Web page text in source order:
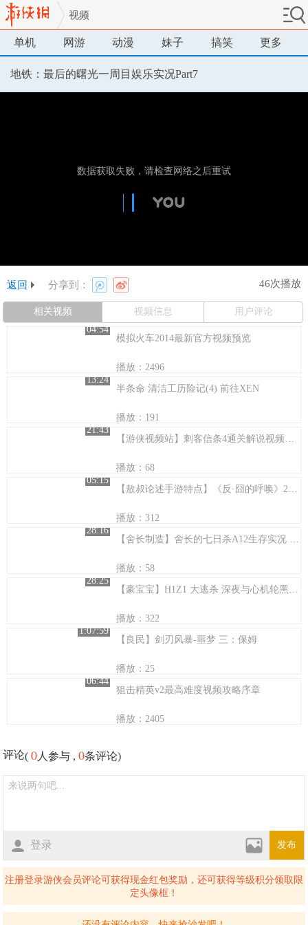
视频
单机 网游 动漫 妹子 搞笑 更多
地铁：最后的曙光一周目娱乐实况Part7
返回 分享到： 46次播放
相关视频 视频信息
用户评论
04:54
模拟火车2014最新官方视频预览
播放：2496
13:24
半条命 清洁工历险记(4) 前往XEN
播放：191
21:43
【游侠视频站】刺客信条4通关解说视频第十三期
播放：68
05:15
【敖叔论述手游特点】《反·囧的呼唤》20集
播放：312
28:16
【舍长制造】舍长的七日杀A12生存实况 第十日
播放：58
28:25
【豪宝宝】H1Z1 大逃杀 深夜与心机轮黑狗蛋搞基
播放：322
1:07:59
【良民】剑刃风暴-噩梦 三：保姆
播放：25
06:44
狙击精英v2最高难度视频攻略序章
播放：2405
评论(0 人参与 ,0条评论)
登录 发布
注册登录游侠会员评论可获得现金红包奖励，还可获得等级积分领取限
定头像框！